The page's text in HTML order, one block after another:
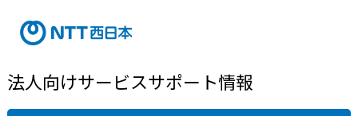
法人向けサービスサポート情報